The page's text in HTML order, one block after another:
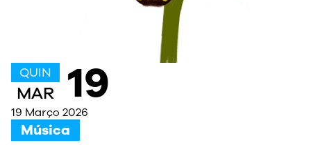
QUIN
MAR 19
19 Março 2026
Música